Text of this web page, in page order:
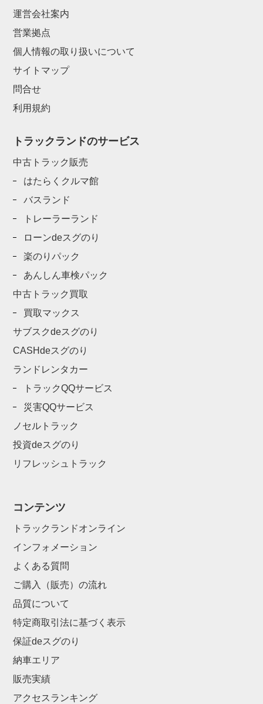
運営会社案内
営業拠点
個人情報の取り扱いについて
サイトマップ
問合せ
利用規約
トラックランドのサービス
中古トラック販売
はたらくクルマ館
バスランド
トレーラーランド
ローンdeスグのり
楽のりパック
あんしん車検パック
中古トラック買取
買取マックス
サブスクdeスグのり
CASHdeスグのり
ランドレンタカー
トラックQQサービス
災害QQサービス
ノセルトラック
投資deスグのり
リフレッシュトラック
コンテンツ
トラックランドオンライン
インフォメーション
よくある質問
ご購入（販売）の流れ
品質について
特定商取引法に基づく表示
保証deスグのり
納車エリア
販売実績
アクセスランキング